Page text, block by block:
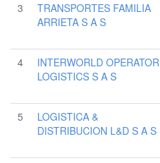
3
TRANSPORTES FAMILIA
ARRIETA S A S
4
INTERWORLD OPERATOR
LOGISTICS S A S
5
LOGISTICA &
DISTRIBUCION L&D S A S